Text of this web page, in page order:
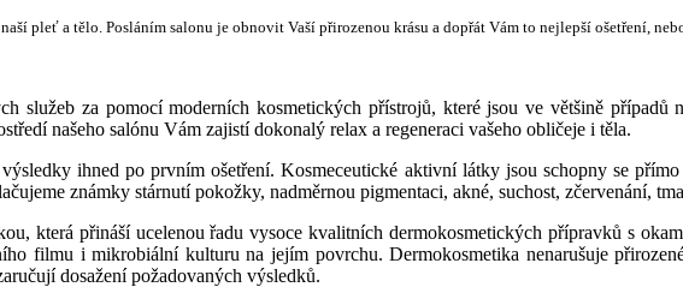
pleť a tělo. Posláním salonu je obnovit Vaší přirozenou krásu a dopřát Vám to nejlepší ošetření,
služeb za pomocí moderních kosmetických přístrojů, které jsou ve většině
našeho salónu Vám zajistí dokonalý relax a regeneraci vašeho obličeje i těla.
ihned po prvním ošetření. Kosmeceutické aktivní látky jsou schopny se
známky stárnutí pokožky, nadměrnou pigmentaci, akné, suchost, zčervenání,
která přináší ucelenou řadu vysoce kvalitních dermokosmetických přípravků s
filmu i mikrobiální kulturu na jejím povrchu. Dermokosmetika nenarušuje
dosažení požadovaných výsledků.